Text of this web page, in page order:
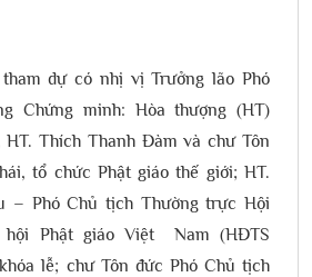
dự có nhị vị Trưởng lão Phó
Chứng minh: Hòa thượng (HT)
Thích Thanh Đàm và chư Tôn
tổ chức Phật giáo thế giới; HT.
– Phó Chủ tịch Thường trực Hội
hội Phật giáo Việt Nam (HĐTS
lễ; chư Tôn đức Phó Chủ tịch